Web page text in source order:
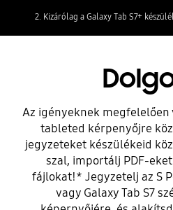
2. Kizárólag a Galaxy Tab S7+
Az igényeknek
tableted kérpenyőjre
jegyzeteket készülékeid
szal, importálj PDF-
fájlokat!* Jegyzetelj az S
vagy Galaxy Tab S7